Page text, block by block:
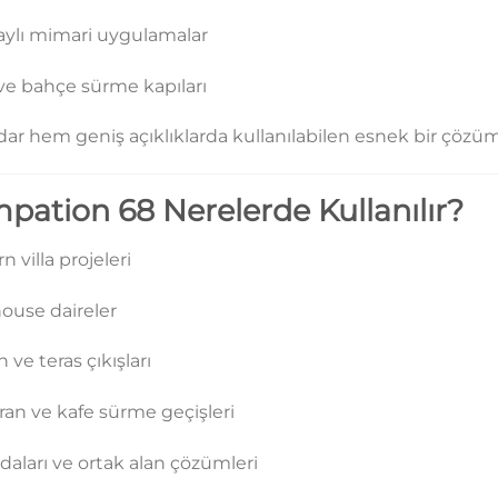
mimari uygulamalar
bahçe sürme kapıları
hem geniş açıklıklarda kullanılabilen esnek bir
68 Nerelerde Kullanılır?
villa projeleri
daireler
ve teras çıkışları
ve kafe sürme geçişleri
ve ortak alan çözümleri